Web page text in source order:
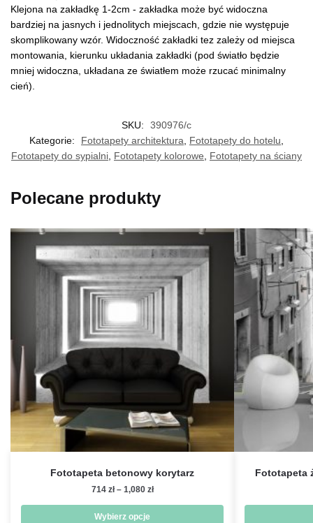
Klejona na zakładkę 1-2cm - zakładka może być widoczna
bardziej na jasnych i jednolitych miejscach, gdzie nie występuje
skomplikowany wzór. Widoczność zakładki tez zależy od miejsca
montowania, kierunku układania zakładki (pod światło będzie
mniej widoczna, układana ze światłem może rzucać minimalny
cień).
SKU:
390976/c
Kategorie:
Fototapety architektura Fototapety do hotelu
Fototapety do sypialni Fototapety kolorowe Fototapety na ściany
Polecane produkty
Fototapeta betonowy korytarz
714 zł – 1,080 złZakres
Wybierz opcje
Fototapeta